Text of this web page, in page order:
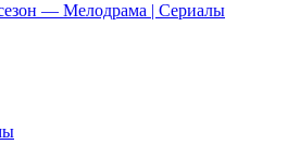
— Мелодрама | Сериалы